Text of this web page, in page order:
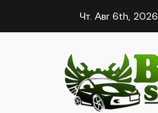
к
Чт. Авг 6th, 2026